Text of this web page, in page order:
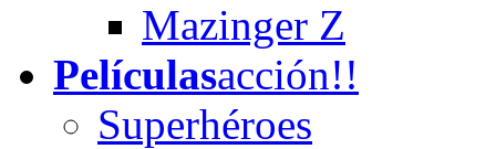
Mazinger Z
Películasacción!!
Superhéroes